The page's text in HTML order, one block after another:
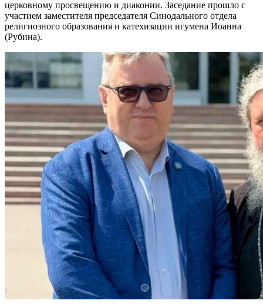
церковному просвещению и диаконии. Заседание прошло с
участием заместителя председателя Синодального отдела
религиозного образования и катехизации игумена Иоанна
(Рубина).